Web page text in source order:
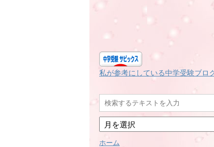
私が参考にしている中学受験ブロ
月
別
ホーム